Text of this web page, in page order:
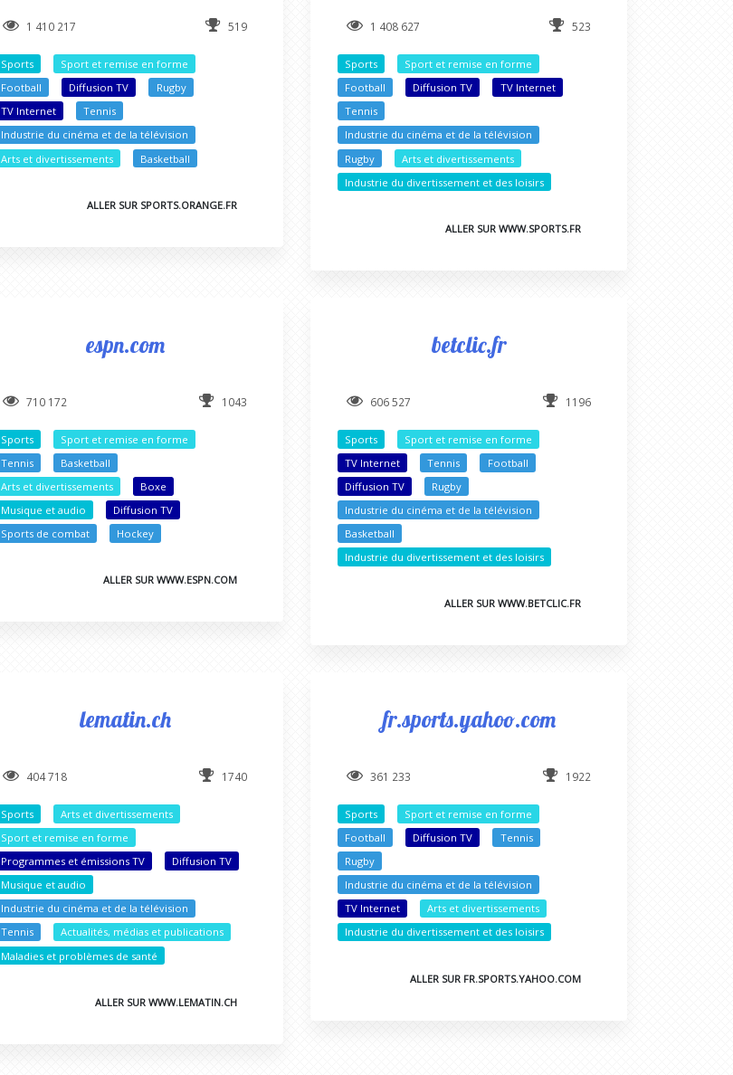
1 410 217 519
Sports
Sport et remise en forme
Football
Diffusion TV
Rugby
TV Internet
Tennis
Industrie du cinéma et de la télévision
Arts et divertissements
Basketball
ALLER SUR SPORTS.ORANGE.FR
1 408 627 523
Sports
Sport et remise en forme
Football
Diffusion TV
TV Internet
Tennis
Industrie du cinéma et de la télévision
Rugby
Arts et divertissements
Industrie du divertissement et des loisirs
ALLER SUR WWW.SPORTS.FR
espn.com
710 172 1043
Sports
Sport et remise en forme
Tennis
Basketball
Arts et divertissements
Boxe
Musique et audio
Diffusion TV
Sports de combat
Hockey
ALLER SUR WWW.ESPN.COM
betclic.fr
606 527 1196
Sports
Sport et remise en forme
TV Internet
Tennis
Football
Diffusion TV
Rugby
Industrie du cinéma et de la télévision
Basketball
Industrie du divertissement et des loisirs
ALLER SUR WWW.BETCLIC.FR
lematin.ch
404 718 1740
Sports
Arts et divertissements
Sport et remise en forme
Programmes et émissions TV
Diffusion TV
Musique et audio
Industrie du cinéma et de la télévision
Tennis
Actualités, médias et publications
Maladies et problèmes de santé
ALLER SUR WWW.LEMATIN.CH
fr.sports.yahoo.com
361 233 1922
Sports
Sport et remise en forme
Football
Diffusion TV
Tennis
Rugby
Industrie du cinéma et de la télévision
TV Internet
Arts et divertissements
Industrie du divertissement et des loisirs
ALLER SUR FR.SPORTS.YAHOO.COM